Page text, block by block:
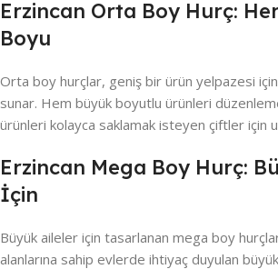
Erzincan Orta Boy Hurç:
Boyu
Orta boy hurçlar, geniş bir ürün yelpazesi
sunar. Hem büyük boyutlu ürünleri
ürünleri kolayca saklamak isteyen çiftler için
Erzincan Mega Boy Hurç:
İçin
Büyük aileler için tasarlanan mega boy
alanlarına sahip evlerde ihtiyaç duyulan büyük